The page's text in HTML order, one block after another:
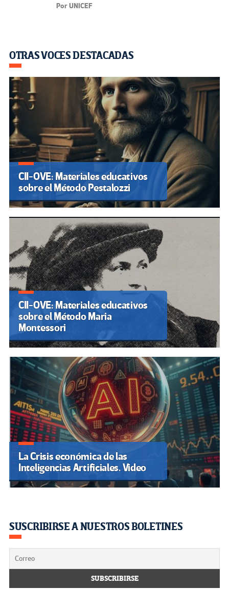
Por UNICEF
OTRAS VOCES DESTACADAS
CII-OVE: Materiales educativos
sobre el Método Pestalozzi
CII-OVE: Materiales educativos
sobre el Método Maria
Montessori
La Crisis económica de las
Inteligencias Artificiales. Video
SUSCRIBIRSE A NUESTROS BOLETINES